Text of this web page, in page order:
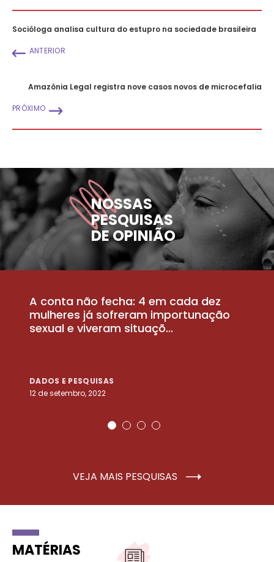
Socióloga analisa cultura do estupro na sociedade brasileira
ANTERIOR
Amazônia Legal registra nove casos novos de microcefalia
PRÓXIMO
NOSSAS
PESQUISAS
DE OPINIÃO
A conta não fecha: 4 em cada dez
mulheres já sofreram importunação
sexual e viveram situaçõ...
DADOS E PESQUISAS
12 de setembro, 2022
VEJA MAIS PESQUISAS
MATÉRIAS